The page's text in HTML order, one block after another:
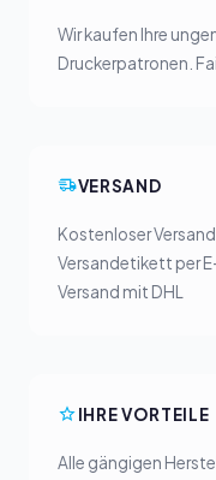
Wir kaufen Ihre
Druckerpatronen.
VERSAND
Kostenloser Versand
Versandetikett per
Versand mit DHL
IHRE VORTEILE
Alle gängigen